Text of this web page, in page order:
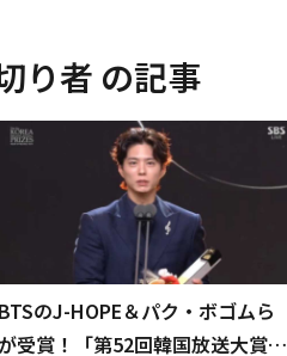
り者 の記事
BTSのJ-HOPE＆パク・ボゴムら
受賞！「第52回韓国放送大賞」